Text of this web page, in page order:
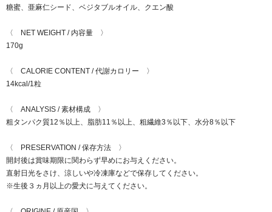
糖蜜、亜麻仁シード、ベジタブルオイル、クエン酸
〈 NET WEIGHT / 内容量 〉
170g
〈 CALORIE CONTENT / 代謝カロリー 〉
14kcal/1粒
〈 ANALYSIS / 素材構成 〉
粗タンパク質12％以上、脂肪11％以上、粗繊維3％以下、水分8％以下
〈 PRESERVATION / 保存方法 〉
開封後は賞味期限に関わらず早めにお与えください。
直射日光をさけ、涼しいや冷凍庫などで保存してください。
※生後３ヵ月以上の愛犬に与えてください。